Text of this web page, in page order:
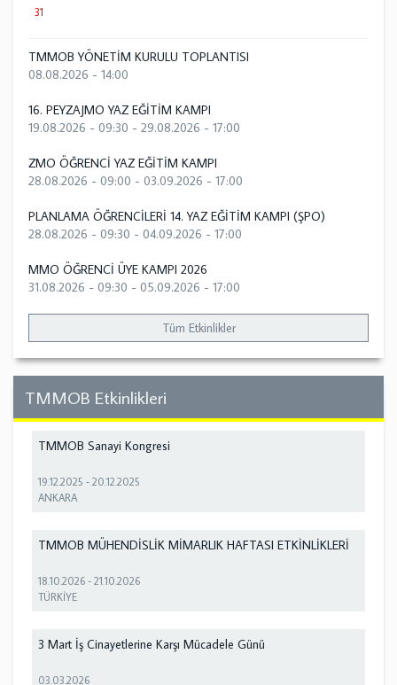
31
TMMOB YÖNETİM KURULU TOPLANTISI
08.08.2026 - 14:00
16. PEYZAJMO YAZ EĞİTİM KAMPI
19.08.2026 - 09:30 - 29.08.2026 - 17:00
ZMO ÖĞRENCİ YAZ EĞİTİM KAMPI
28.08.2026 - 09:00 - 03.09.2026 - 17:00
PLANLAMA ÖĞRENCİLERİ 14. YAZ EĞİTİM KAMPI (ŞPO)
28.08.2026 - 09:30 - 04.09.2026 - 17:00
MMO ÖĞRENCİ ÜYE KAMPI 2026
31.08.2026 - 09:30 - 05.09.2026 - 17:00
Tüm Etkinlikler
TMMOB Etkinlikleri
TMMOB Sanayi Kongresi
19.12.2025 -20.12.2025
ANKARA
TMMOB MÜHENDİSLİK MİMARLIK HAFTASI ETKİNLİKLERİ
18.10.2026 -21.10.2026
TÜRKİYE
3 Mart İş Cinayetlerine Karşı Mücadele Günü
03.03.2026